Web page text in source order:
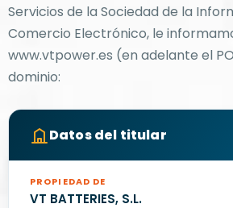
Servicios de la Sociedad de la
Comercio Electrónico, le
www.vtpower.es (en adelante el
dominio:
Datos del titular
PROPIEDAD DE
VT BATTERIES, S.L.